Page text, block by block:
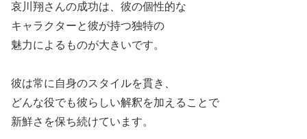
哀川翔さんの成功は、彼の個性的な
キャラクターと彼が持つ独特の
魅力によるものが大きいです。
彼は常に自身のスタイルを貫き、
どんな役でも彼らしい解釈を加えることで
新鮮さを保ち続けています。